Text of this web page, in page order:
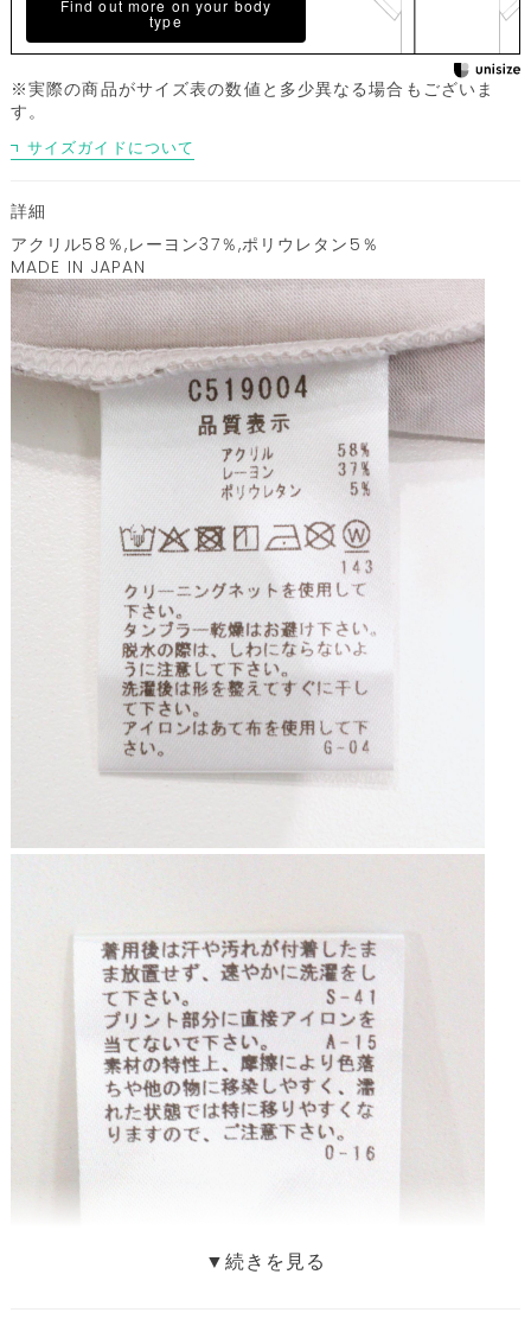
Find out more on your body
type
※実際の商品がサイズ表の数値と多少異なる場合もございま
す。
サイズガイドについて
詳細
アクリル58％,レーヨン37％,ポリウレタン5％
MADE IN JAPAN